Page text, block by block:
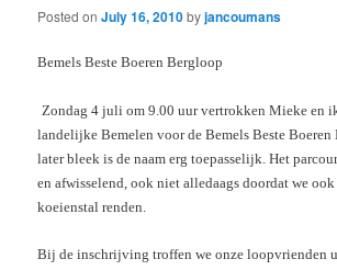
Posted onJuly 16, 2010byjancoumans
Bemels Beste Boeren Bergloop
Zondag 4 juli om 9.00 uur vertrokken Mieke en
landelijke Bemelen voor de Bemels Beste Boeren
later bleek is de naam erg toepasselijk. Het
en afwisselend, ook niet alledaags doordat we ook
koeienstal renden.
Bij de inschrijving troffen we onze loopvrienden